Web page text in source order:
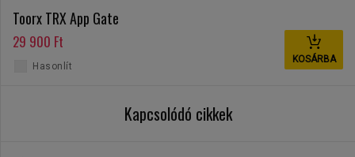
Toorx TRX App Gate
29 900 Ft
KOSÁRBA
Hasonlít
Kapcsolódó cikkek